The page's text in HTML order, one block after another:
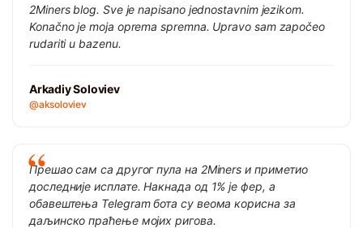
2Miners blog. Sve je napisano jednostavnim jezikom.
Konačno je moja oprema spremna. Upravo sam započeo
rudariti u bazenu.
Arkadiy Soloviev
@aksoloviev
Прешао сам са другог пула на 2Miners и приметио
доследније исплате. Накнада од 1% је фер, а
обавештења Telegram бота су веома корисна за
даљинско праћење мојих ригова.